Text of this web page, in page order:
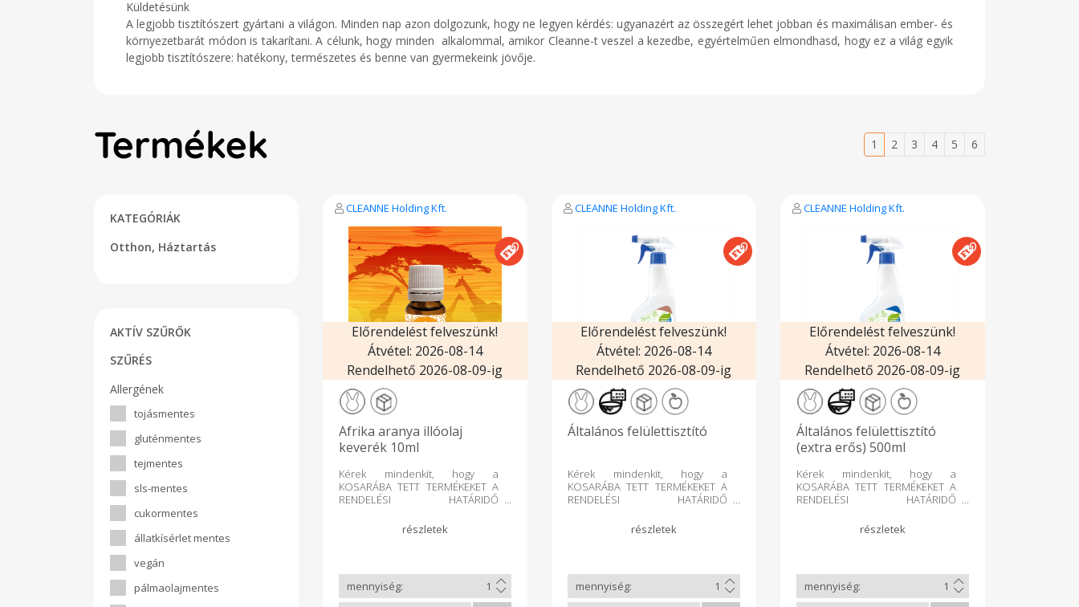
Küldetésünk
A legjobb tisztítószert gyártani a világon. Minden nap azon dolgozunk, hogy ne legyen kérdés: ugyanazért az összegért lehet jobban és maximálisan ember- és
környezetbarát módon is takarítani. A célunk, hogy minden alkalommal, amikor Cleanne-t veszel a kezedbe, egyértelműen elmondhasd, hogy ez a világ egyik
legjobb tisztítószere: hatékony, természetes és benne van gyermekeink jövője.
Termékek 1 2 3 4 5 6
KATEGÓRIÁK
Otthon, Háztartás
AKTÍV SZŰRŐK
SZŰRÉS
Allergének
tojásmentes
gluténmentes
tejmentes
sls-mentes
cukormentes
állatkísérlet mentes
vegán
pálmaolajmentes
CLEANNE Holding Kft.
Előrendelést felveszünk!
Átvétel: 2026-08-14
Rendelhető 2026-08-09-ig
Afrika aranya illóolaj
keverék 10ml
Kérek mindenkit, hogy a
KOSARÁBA TETT TERMÉKEKET A
RENDELÉSI HATÁRIDŐ
SZERINT MÁR NE TÖRÖLJE, mert
az áru összekészítése a
megtörténik, így a kosárba tett
termék mindenféleképpen
leszállításra kerül. A törölt
CLEANNE Holding Kft.
Előrendelést felveszünk!
Átvétel: 2026-08-14
Rendelhető 2026-08-09-ig
Általános felülettisztító
Kérek mindenkit, hogy a
KOSARÁBA TETT TERMÉKEKET A
RENDELÉSI HATÁRIDŐ
SZERINT MÁR NE TÖRÖLJE, mert
az áru összekészítése a
megtörténik, így a kosárba tett
termék mindenféleképpen
leszállításra kerül. A törölt
CLEANNE Holding Kft.
Előrendelést felveszünk!
Átvétel: 2026-08-14
Rendelhető 2026-08-09-ig
Általános felülettisztító
(extra erős) 500ml
Kérek mindenkit, hogy a
KOSARÁBA TETT TERMÉKEKET A
RENDELÉSI HATÁRIDŐ
SZERINT MÁR NE TÖRÖLJE, mert
az áru összekészítése a
megtörténik, így a kosárba tett
termék mindenféleképpen
leszállításra kerül. A törölt